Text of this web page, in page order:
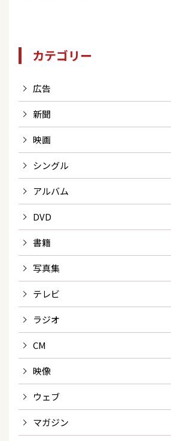
カテゴリー
広告
新聞
映画
シングル
アルバム
DVD
書籍
写真集
テレビ
ラジオ
CM
映像
ウェブ
マガジン